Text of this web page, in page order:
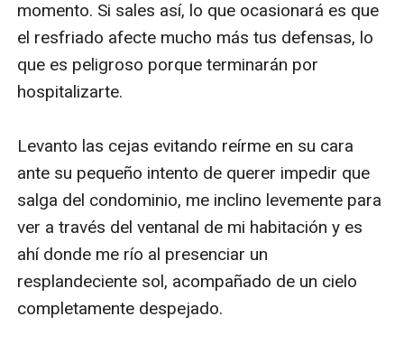
momento. Si sales así, lo que ocasionará es que
el resfriado afecte mucho más tus defensas, lo
que es peligroso porque terminarán por
hospitalizarte.
Levanto las cejas evitando reírme en su cara
ante su pequeño intento de querer impedir que
salga del condominio, me inclino levemente para
ver a través del ventanal de mi habitación y es
ahí donde me río al presenciar un
resplandeciente sol, acompañado de un cielo
completamente despejado.